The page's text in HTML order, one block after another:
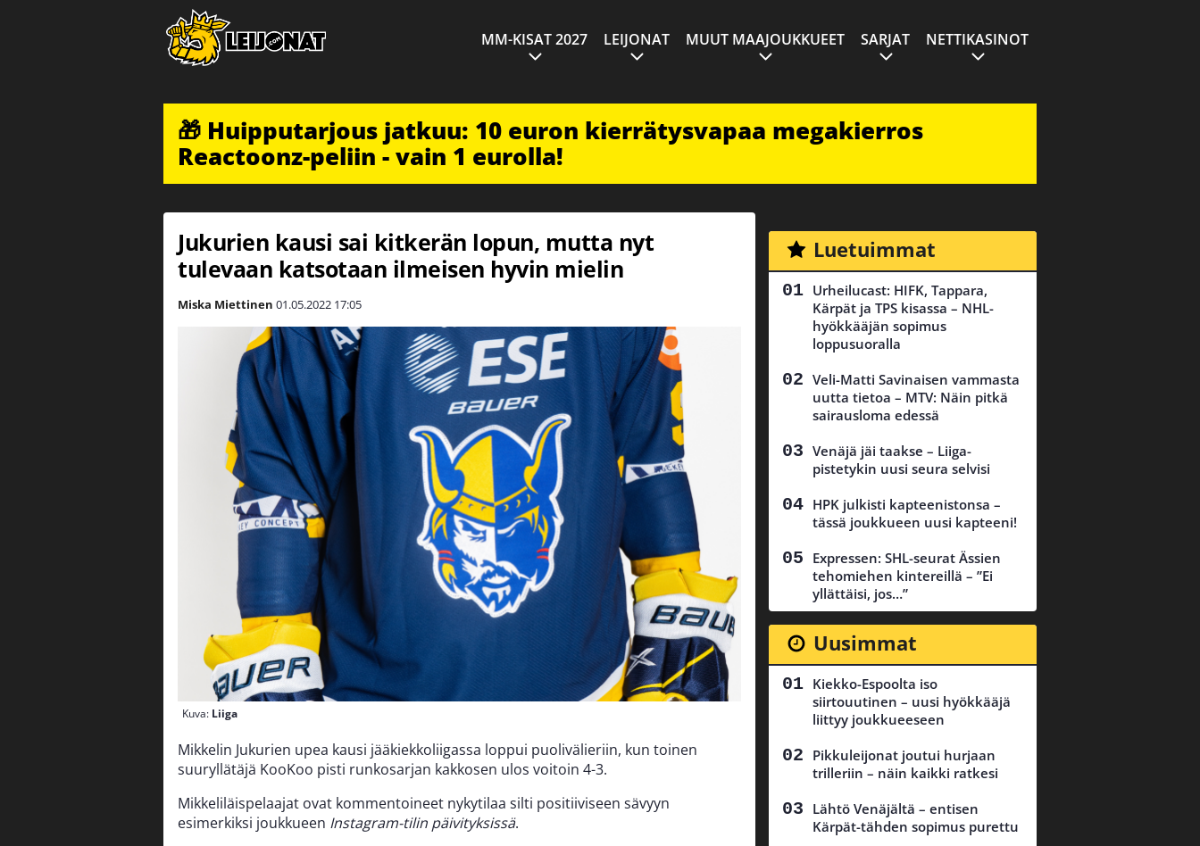
MM-KISAT 2027 LEIJONAT MUUT MAAJOUKKUEET SARJAT NETTIKASINOT
🎁 Huipputarjous jatkuu: 10 euron kierrätysvapaa megakierros
Reactoonz-peliin - vain 1 eurolla!
Jukurien kausi sai kitkerän lopun, mutta nyt
tulevaan katsotaan ilmeisen hyvin mielin
Miska Miettinen 01.05.2022 17:05
Kuva: Liiga
Mikkelin Jukurien upea kausi jääkiekkoliigassa loppui puolivälieriin, kun toinen
suuryllätäjä KooKoo pisti runkosarjan kakkosen ulos voitoin 4-3.
Mikkeliläispelaajat ovat kommentoineet nykytilaa silti positiiviseen sävyyn
esimerkiksi joukkueen Instagram-tilin päivityksissä.
Luetuimmat
Urheilucast: HIFK, Tappara,
Kärpät ja TPS kisassa – NHL-
hyökkääjän sopimus
loppusuoralla
Veli-Matti Savinaisen vammasta
uutta tietoa – MTV: Näin pitkä
sairausloma edessä
Venäjä jäi taakse – Liiga-
pistetykin uusi seura selvisi
HPK julkisti kapteenistonsa –
tässä joukkueen uusi kapteeni!
Expressen: SHL-seurat Ässien
tehomiehen kintereillä – ”Ei
yllättäisi, jos…”
Uusimmat
Kiekko-Espoolta iso
siirtouutinen – uusi hyökkääjä
liittyy joukkueeseen
Pikkuleijonat joutui hurjaan
trilleriin – näin kaikki ratkesi
Lähtö Venäjältä – entisen
Kärpät-tähden sopimus purettu